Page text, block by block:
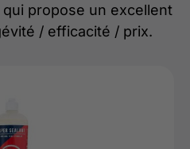
qui propose un excellent
/ efficacité / prix.